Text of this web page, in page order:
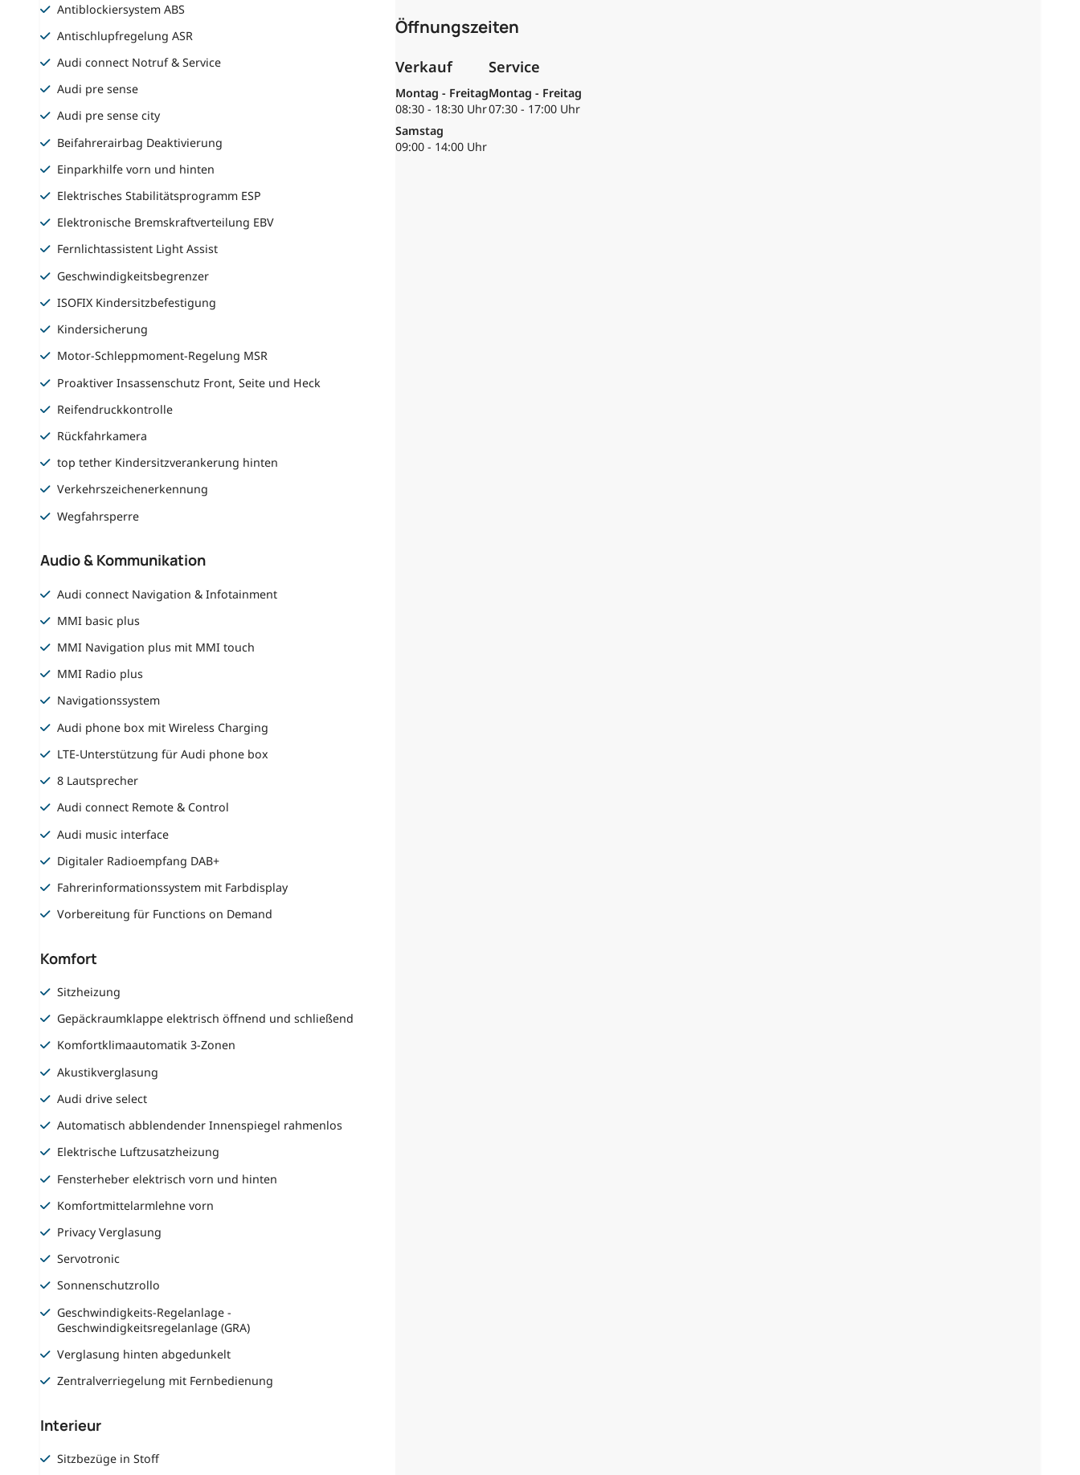
Antiblockiersystem ABS
Antischlupfregelung ASR
Audi connect Notruf & Service
Audi pre sense
Audi pre sense city
Beifahrerairbag Deaktivierung
Einparkhilfe vorn und hinten
Elektrisches Stabilitätsprogramm ESP
Elektronische Bremskraftverteilung EBV
Fernlichtassistent Light Assist
Geschwindigkeitsbegrenzer
ISOFIX Kindersitzbefestigung
Kindersicherung
Motor-Schleppmoment-Regelung MSR
Proaktiver Insassenschutz Front, Seite und Heck
Reifendruckkontrolle
Rückfahrkamera
top tether Kindersitzverankerung hinten
Verkehrszeichenerkennung
Wegfahrsperre
Audio & Kommunikation
Audi connect Navigation & Infotainment
MMI basic plus
MMI Navigation plus mit MMI touch
MMI Radio plus
Navigationssystem
Audi phone box mit Wireless Charging
LTE-Unterstützung für Audi phone box
8 Lautsprecher
Audi connect Remote & Control
Audi music interface
Digitaler Radioempfang DAB+
Fahrerinformationssystem mit Farbdisplay
Vorbereitung für Functions on Demand
Komfort
Sitzheizung
Gepäckraumklappe elektrisch öffnend und schließend
Komfortklimaautomatik 3-Zonen
Akustikverglasung
Audi drive select
Automatisch abblendender Innenspiegel rahmenlos
Elektrische Luftzusatzheizung
Fensterheber elektrisch vorn und hinten
Komfortmittelarmlehne vorn
Privacy Verglasung
Servotronic
Sonnenschutzrollo
Geschwindigkeits-Regelanlage -
Geschwindigkeitsregelanlage (GRA)
Verglasung hinten abgedunkelt
Zentralverriegelung mit Fernbedienung
Interieur
Sitzbezüge in Stoff
Öffnungszeiten
Verkauf
Montag - Freitag
08:30 - 18:30 Uhr
Samstag
09:00 - 14:00 Uhr
Service
Montag - Freitag
07:30 - 17:00 Uhr